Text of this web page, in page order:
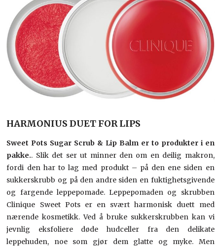
HARMONIUS DUET FOR LIPS
Sweet Pots Sugar Scrub & Lip Balm er to produkter i en
pakke.. Slik det ser ut minner den om en deilig makron,
fordi den har to lag med produkt – på den ene siden en
sukkerskrubb og på den andre siden en fuktighetsgivende
og fargende leppepomade. Leppepomaden og skrubben
Clinique Sweet Pots er en svært harmonisk duett med
nærende kosmetikk. Ved å bruke sukkerskrubben kan vi
jevnlig eksfoliere døde hudceller fra den delikate
leppehuden, noe som gjør dem glatte og myke. Men